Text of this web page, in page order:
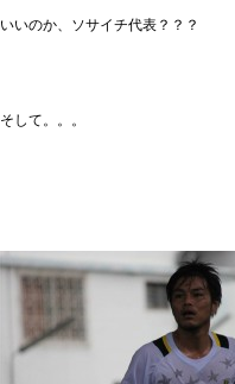
いいのか、ソサイチ代表？？？
そして。。。